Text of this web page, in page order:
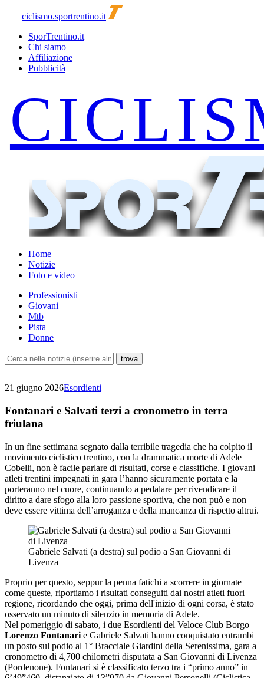
ciclismo.sportrentino.it
SporTrentino.it
Chi siamo
Affiliazione
Pubblicità
Home
Notizie
Foto e video
Professionisti
Giovani
Mtb
Pista
Donne
21 giugno 2026Esordienti
Fontanari e Salvati terzi a cronometro in terra
friulana
In un fine settimana segnato dalla terribile tragedia che ha colpito il
movimento ciclistico trentino, con la drammatica morte di Adele
Cobelli, non è facile parlare di risultati, corse e classifiche. I giovani
atleti trentini impegnati in gara l’hanno sicuramente portata e la
porteranno nel cuore, continuando a pedalare per rivendicare il
diritto a dare sfogo alla loro passione sportiva, che non può e non
deve essere vittima dell’arroganza e della mancanza di rispetto altrui.
Gabriele Salvati (a destra) sul podio a San Giovanni di
Livenza
Proprio per questo, seppur la penna fatichi a scorrere in giornate
come queste, riportiamo i risultati conseguiti dai nostri atleti fuori
regione, ricordando che oggi, prima dell'inizio di ogni corsa, è stato
osservato un minuto di silenzio in memoria di Adele.
Nel pomeriggio di sabato, i due Esordienti del Veloce Club Borgo
Lorenzo Fontanari e Gabriele Salvati hanno conquistato entrambi
un posto sul podio al 1° Bracciale Giardini della Serenissima, gara a
cronometro di 4,700 chilometri disputata a San Giovanni di Livenza
(Pordenone). Fontanari si è classificato terzo tra i “primo anno” in